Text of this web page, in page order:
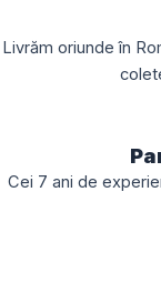
Livrăm oriunde în
Cei 7 ani de